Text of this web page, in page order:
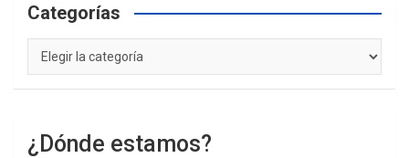
Categorías
Categorías
¿Dónde estamos?